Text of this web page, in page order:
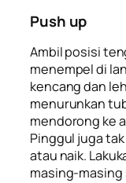
Push up
Ambil posisi
menempel di
kencang dan
menurunkan
mendorong ke
Pinggul juga
atau naik.
masing-masing